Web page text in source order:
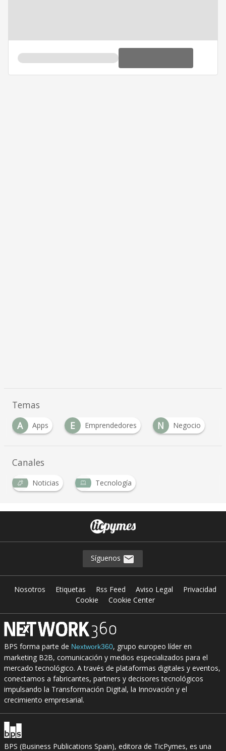
Temas
A
Apps E Emprendedores N Negocio
Canales
Noticias Tecnología
Síguenos
Nosotros Etiquetas Rss Feed Aviso Legal
Privacidad
Cookie
Cookie Center
BPS forma parte de Nextwork360, grupo europeo líder en
marketing B2B, comunicación y medios especializados para el
mercado tecnológico. A través de plataformas digitales y eventos,
conectamos a fabricantes, partners y decisores tecnológicos
impulsando la Transformación Digital, la Innovación y el
crecimiento empresarial.
BPS (Business Publications Spain), editora de TicPymes, es una